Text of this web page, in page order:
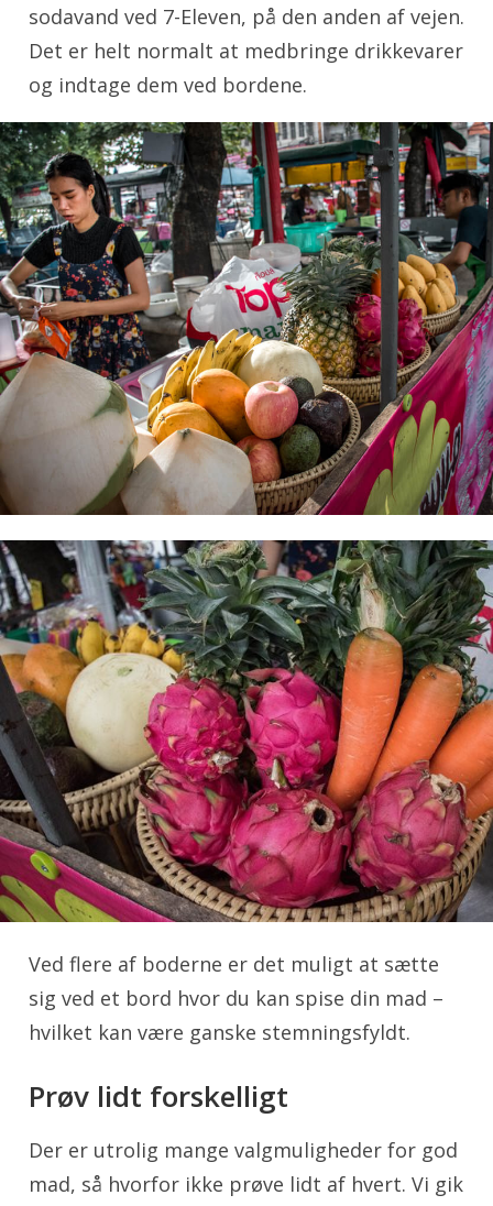
sodavand ved 7-Eleven, på den anden af vejen.
Det er helt normalt at medbringe drikkevarer
og indtage dem ved bordene.
Ved flere af boderne er det muligt at sætte
sig ved et bord hvor du kan spise din mad –
hvilket kan være ganske stemningsfyldt.
Prøv lidt forskelligt
Der er utrolig mange valgmuligheder for god
mad, så hvorfor ikke prøve lidt af hvert. Vi gik